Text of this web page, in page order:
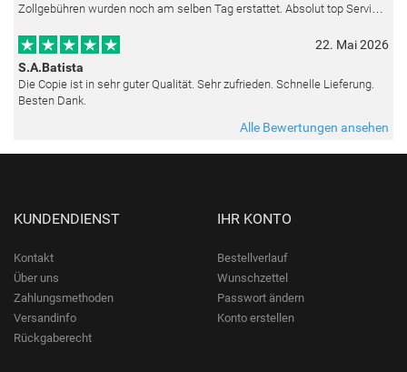
Zollgebühren wurden noch am selben Tag erstattet. Absolut top Service
22. Mai 2026
S.A.Batista
Die Copie ist in sehr guter Qualität. Sehr zufrieden. Schnelle Lieferung.
Besten Dank.
Alle Bewertungen ansehen
KUNDENDIENST
Kontakt
Über uns
Zahlungsmethoden
Versandinfo
Rückgaberecht
IHR KONTO
Bestellverlauf
Wunschzettel
Passwort ändern
Konto erstellen